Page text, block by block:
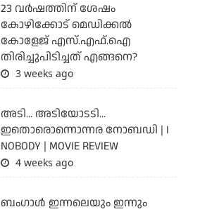
23 വർഷത്തിന് ശേഷം
കോഴിക്കോട് മെഡിക്കൽ
കോളേജ് എസ്.എഫ്.ഐ
തിരിച്ചുപിടിച്ചത് എങ്ങനെ?
3 weeks ago
അടി... അടിയോടടി...
ഇതൊരൊന്നൊന്നര നോബഡി | I
NOBODY | MOVIE REVIEW
4 weeks ago
ബംഗാള്‍ ഇന്നലെയും ഇന്നും